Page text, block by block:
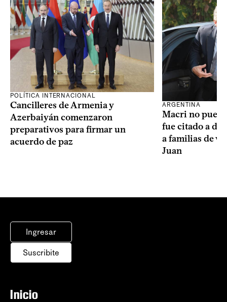
POLÍTICA INTERNACIONAL
Cancilleres de Armenia y
Azerbaiyán comenzaron
preparativos para firmar un
acuerdo de paz
ARGENTINA
Macri no
fue citado a
a familias de
Juan
Ingresar
Suscribite
Inicio